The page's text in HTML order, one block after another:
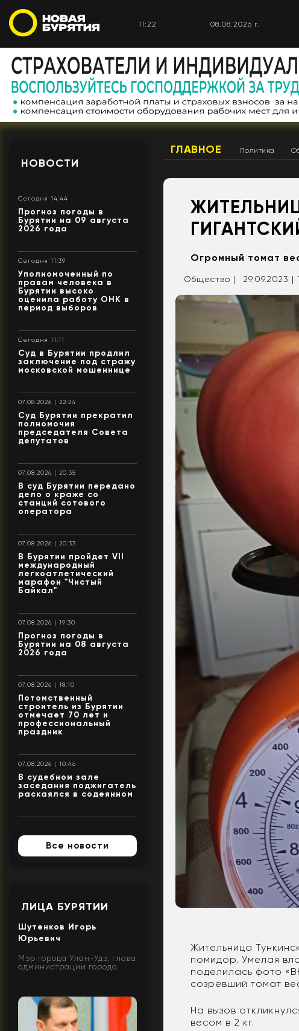
11:22 08.08.2026 г.
НОВОСТИ
Сегодня 14:44
Прогноз погоды в
Бурятии на 09 августа
2026 года
Сегодня 11:39
Уполномоченный по
правам человека в
Бурятии высоко
оценила работу ОНК в
период выборов
Сегодня 11:11
Суд в Бурятии продлил
заключение под стражу
московской мошеннице
07.08.2026 | 22:24
Суд Бурятии прекратил
полномочия
председателя Совета
депутатов
07.08.2026 | 20:35
В суд Бурятии передано
дело о краже со
станций сотового
оператора
07.08.2026 | 20:33
В Бурятии пройдет VII
международный
легкоатлетический
марафон "Чистый
Байкал"
07.08.2026 | 19:30
Прогноз погоды в
Бурятии на 08 августа
2026 года
07.08.2026 | 18:10
Потомственный
строитель из Бурятии
отмечает 70 лет и
профессиональный
праздник
07.08.2026 | 10:46
В судебном зале
заседания поджигатель
раскаялся в содеянном
Все новости
ЛИЦА БУРЯТИИ
Шутенков Игорь
Юрьевич
Мэр города Улан-Удэ, глава
администрации города
ГЛАВНОЕ Политика
Огромный томат
Общество | 29.09.2023 |
Жительница
помидор. Умелая
поделилась фото
созревший томат
На вызов
весом в 2 кг.